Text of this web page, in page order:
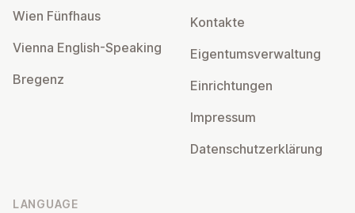
Wien Fünfhaus
Vienna English-Speaking
Bregenz
Kontakte
Ei­gentums­ver­wal­tung
Ein­rich­tun­gen
Impressum
Datens­chutzerklärung
LANGUAGE